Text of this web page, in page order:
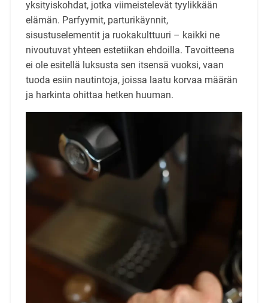
yksityiskohdat, jotka viimeistelevät tyylikkään
elämän. Parfyymit, parturikäynnit,
sisustuselementit ja ruokakulttuuri – kaikki ne
nivoutuvat yhteen estetiikan ehdoilla. Tavoitteena
ei ole esitellä luksusta sen itsensä vuoksi, vaan
tuoda esiin nautintoja, joissa laatu korvaa määrän
ja harkinta ohittaa hetken huuman.